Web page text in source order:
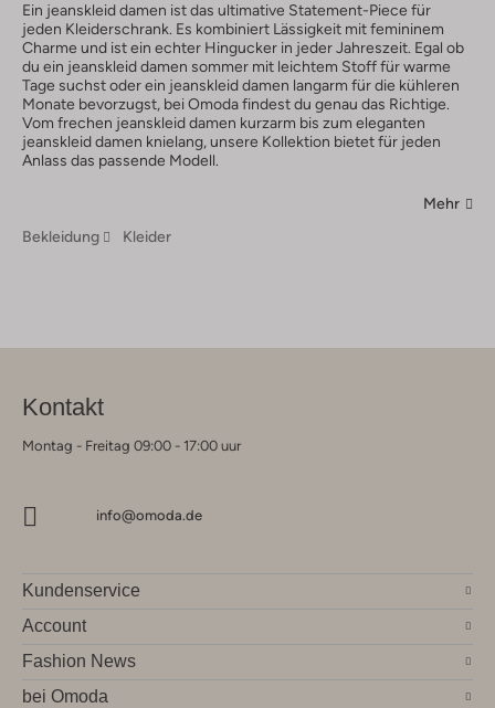
Ein jeanskleid damen ist das ultimative Statement-Piece für
jeden Kleiderschrank. Es kombiniert Lässigkeit mit femininem
Charme und ist ein echter Hingucker in jeder Jahreszeit. Egal ob
du ein jeanskleid damen sommer mit leichtem Stoff für warme
Tage suchst oder ein jeanskleid damen langarm für die kühleren
Monate bevorzugst, bei Omoda findest du genau das Richtige.
Vom frechen jeanskleid damen kurzarm bis zum eleganten
jeanskleid damen knielang, unsere Kollektion bietet für jeden
Anlass das passende Modell.
Mehr
Bekleidung
Kleider
Kontakt
Montag - Freitag 09:00 - 17:00 uur
info@omoda.de
Kundenservice
Account
Fashion News
bei Omoda